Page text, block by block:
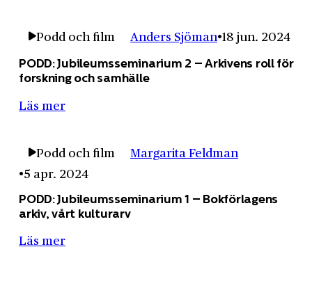
Podd och film Anders Sjöman 18 jun. 2024
PODD: Jubileums­seminarium 2 – Arkivens roll för
forskning och samhälle
Läs mer
Podd och film
Margarita Feldman
5 apr. 2024
PODD: Jubileums­seminarium 1 – Bok­förlagens
arkiv, vårt kulturarv
Läs mer